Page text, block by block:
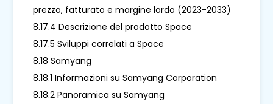
prezzo, fatturato e margine lordo (2023-2033)
8.17.4 Descrizione del prodotto Space
8.17.5 Sviluppi correlati a Space
8.18 Samyang
8.18.1 Informazioni su Samyang Corporation
8.18.2 Panoramica su Samyang